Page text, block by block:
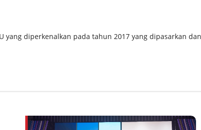
yang diperkenalkan pada tahun 2017 yang dipasarkan